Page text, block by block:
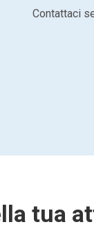
Contattaci
tua